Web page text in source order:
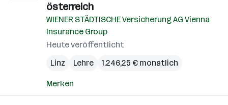
ös­ter­reich
WIENER STÄDTISCHE Versicherung AG Vienna
Insurance Group
Heute veröffentlicht
Linz
Lehre 1.246,25 € monatlich
Merken